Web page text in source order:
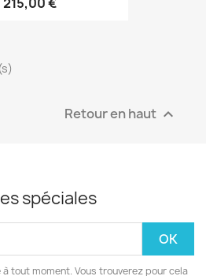
Retour en haut 
spéciales
tout moment. Vous trouverez pour cela